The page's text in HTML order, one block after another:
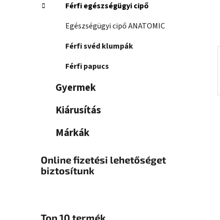
Férfi egészségügyi cipő
Egészségügyi cipő ANATOMIC
Férfi svéd klumpák
Férfi papucs
Gyermek
Kiárusítás
Márkák
Online fizetési lehetőséget
biztosítunk
Top 10 termék